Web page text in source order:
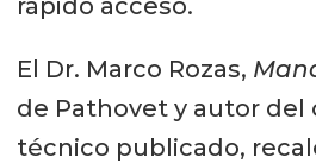
rápido acceso.
El Dr. Marco Rozas,
de Pathovet y autor del
técnico publicado,